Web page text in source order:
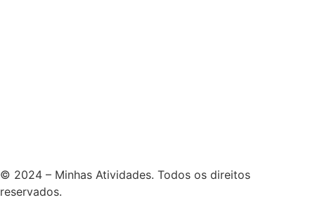
© 2024 – Minhas Atividades. Todos os direitos
reservados.